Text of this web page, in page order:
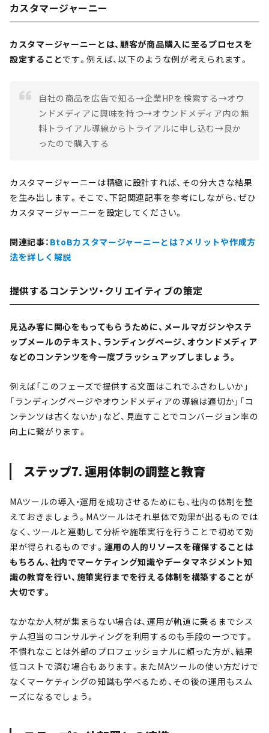
カスタマージャーニー
カスタマージャーニーとは、顧客が商品購入に至るプロセスを
設定することです。例えば、以下のような例が考えられます。
自社の商品を広告で知る→企業HPを検索する→オウ
ンドメディアに興味を持つ→オウンドメディア内の無
料トライアル導線からトライアルに申し込む→良か
ったので購入する
カスタマージャーニーは精緻に設計すれば、その分大きな結果
を生み出します。そこで、下記関連記事を参考にしながら、ぜひ
カスタマージャーニーを設定してください。
関連記事： BtoBカスタマージャーニーとは？メリットや作成方
法を詳しく解説
提供するコンテンツ・クリエイティブの策定
見込み客に関心をもってもらうために、メールマガジンやステ
ップメールのテキスト、ランディングページ、オウンドメディア
などのコンテンツを今一度ブラッシュアップしましょう。
例えば「このフェーズで提供する文面はこれでふさわしいか」
「ランディングページやオウンドメディアの導線は適切か」「コ
ンテンツは古くないか」など、見直すことでコンバージョン率の
向上に繋がります。
ステップ7. 運用体制の調整と教育
MAツールの導入・運用を成功させるためにも、社内の体制を整
えておきましょう。MAツールはそれ単体で効果が出るものでは
なく、ツールと連動して分析や施策実行を行うことで初めて効
果が得られるものです。 運用の人的リソースを確保することは
もちろん、社内でマーケティング知識やデータマネジメント知
識の教育を行い、施策実行までを行える体制を構築することが
大切です。
なかなか人材が集まらない場合は、運用が軌道に乗るまでシス
テム担当のコンサルティングを利用するのも手段の一つです。
不慣れなことは外部のプロフェッショナルに頼った方が、結果
低コストで済む場合もあります。またMAツールの使い方だけで
なくマーケティングの知識も学べるため、その後の運用もスム
ーズになるでしょう。